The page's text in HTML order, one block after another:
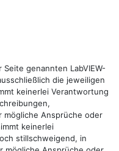
genannten LabVIEW-
die jeweiligen
keinerlei Verantwortung
mögliche Ansprüche oder
keinerlei
stillschweigend, in